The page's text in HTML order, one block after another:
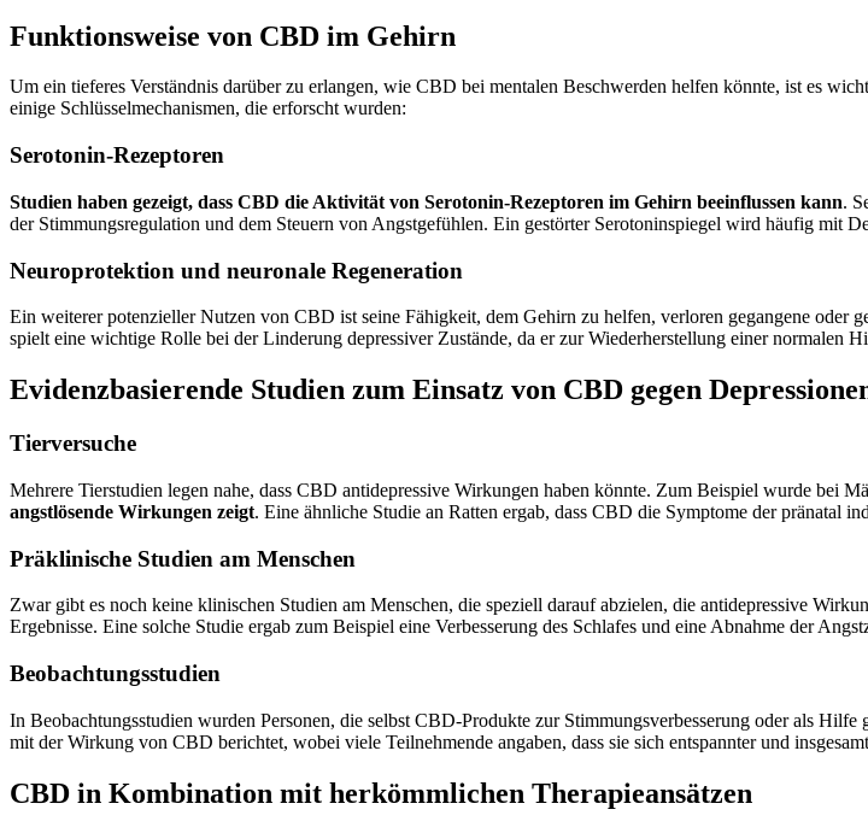
Funktionsweise von CBD im Gehirn
Um ein tieferes Verständnis darüber zu erlangen, wie CBD bei mentalen Beschwerden helfen könnte, ist es
einige Schlüsselmechanismen, die erforscht wurden:
Serotonin-Rezeptoren
Studien haben gezeigt, dass CBD die Aktivität von Serotonin-Rezeptoren im Gehirn beeinflussen kann.
der Stimmungsregulation und dem Steuern von Angstgefühlen. Ein gestörter Serotoninspiegel wird häufig mit
Neuroprotektion und neuronale Regeneration
Ein weiterer potenzieller Nutzen von CBD ist seine Fähigkeit, dem Gehirn zu helfen, verloren gegangene oder
spielt eine wichtige Rolle bei der Linderung depressiver Zustände, da er zur Wiederherstellung einer normalen
Evidenzbasierende Studien zum Einsatz von CBD gegen
Tierversuche
Mehrere Tierstudien legen nahe, dass CBD antidepressive Wirkungen haben könnte. Zum Beispiel wurde bei
angstlösende Wirkungen zeigt. Eine ähnliche Studie an Ratten ergab, dass CBD die Symptome der pränatal
Präklinische Studien am Menschen
Zwar gibt es noch keine klinischen Studien am Menschen, die speziell darauf abzielen, die antidepressive
Ergebnisse. Eine solche Studie ergab zum Beispiel eine Verbesserung des Schlafes und eine Abnahme der
Beobachtungsstudien
In Beobachtungsstudien wurden Personen, die selbst CBD-Produkte zur Stimmungsverbesserung oder als
mit der Wirkung von CBD berichtet, wobei viele Teilnehmende angaben, dass sie sich entspannter und
CBD in Kombination mit herkömmlichen Therapieansätzen